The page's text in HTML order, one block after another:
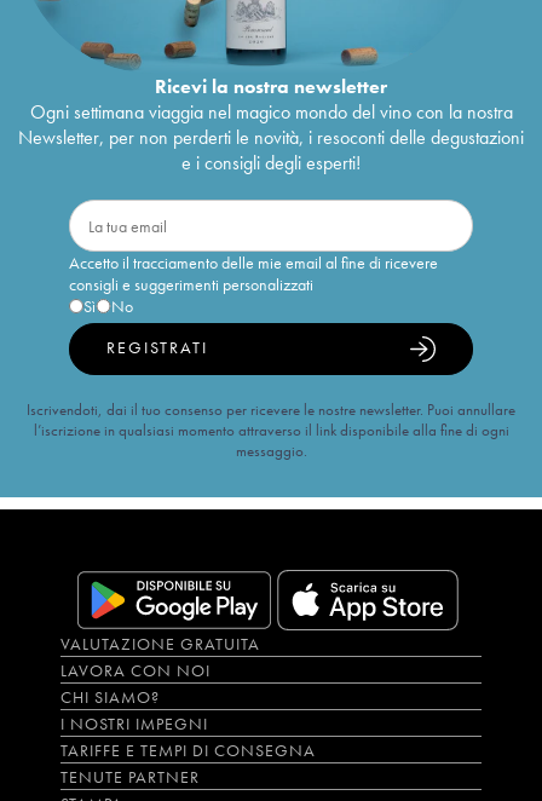
Ricevi la nostra newsletter
Ogni settimana viaggia nel magico mondo del vino con la nostra
Newsletter, per non perderti le novità, i resoconti delle degustazioni
e i consigli degli esperti!
Accetto il tracciamento delle mie email al fine di ricevere
consigli e suggerimenti personalizzati
Sì
No
REGISTRATI
Iscrivendoti, dai il tuo consenso per ricevere le nostre newsletter. Puoi annullare
l’iscrizione in qualsiasi momento attraverso il link disponibile alla fine di ogni
messaggio.
VALUTAZIONE GRATUITA
LAVORA CON NOI
CHI SIAMO?
I NOSTRI IMPEGNI
TARIFFE E TEMPI DI CONSEGNA
TENUTE PARTNER